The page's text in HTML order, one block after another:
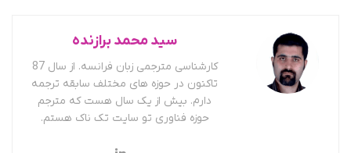
سید محمد برازنده
کارشناسی مترجمی زبان فرانسه. از سال 87
تاکنون در حوزه های مختلف سابقه ترجمه
دارم. بیش از یک سال هست که مترجم
حوزه فناوری تو سایت تک ناک هستم.